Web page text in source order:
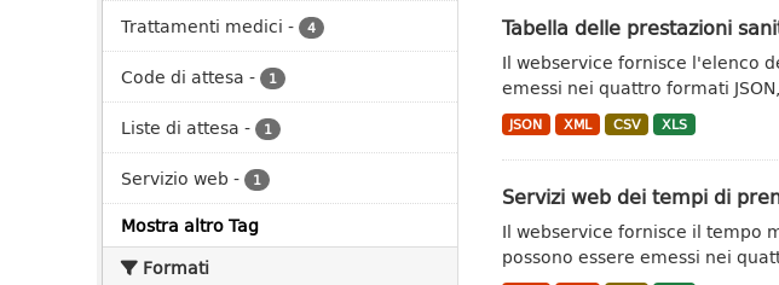
Trattamenti medici - 4
Code di attesa - 1
Liste di attesa - 1
Servizio web - 1
Mostra altro Tag
Formati
Tabella delle prestazioni
Il webservice fornisce l'elenco
emessi nei quattro formati
JSON XML CSV XLS
Servizi web dei tempi di
Il webservice fornisce il tempo
possono essere emessi nei